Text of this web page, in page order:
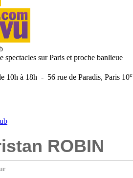
spectacles sur Paris et proche banlieue
10h à 18h - 56 rue de Paradis, Paris 10e
ROBIN